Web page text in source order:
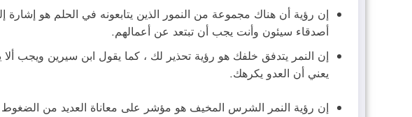
إن رؤية أن هناك مجموعة من النمور الذين يتابعونه في الحلم هو
أصدقاء سيئون وأنت يجب أن تبتعد عن أعمالهم.
إن النمر يتدفق خلفك هو رؤية تحذير لك ، كما يقول ابن سيرين ويجب
يعني أن العدو يكرهك.
إن رؤية النمر الشرس المخيف هو مؤشر على معاناة العديد من